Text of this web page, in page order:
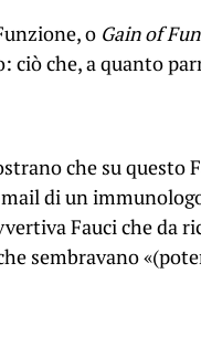
o Gain of
ciò che, a quanto
che su questo
di un
Fauci che da
sembravano